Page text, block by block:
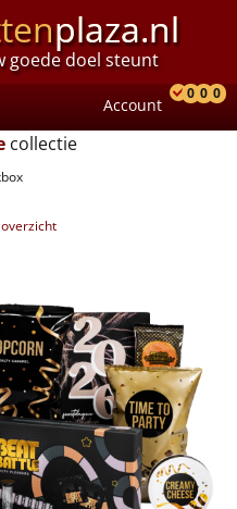
plaza.nl
goede doel steunt
Account
0 0 0
collectie